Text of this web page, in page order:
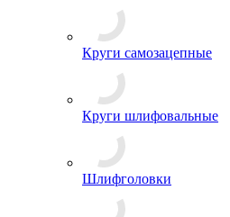
Круги самозацепные
Круги шлифовальные
Шлифголовки